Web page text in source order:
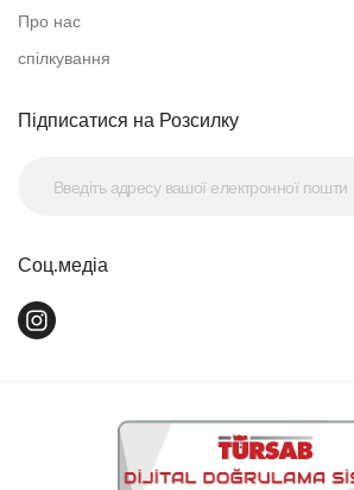
Про нас
спілкування
Підписатися на Розсилку
Соц.медіа